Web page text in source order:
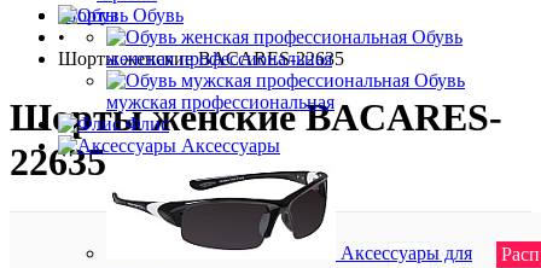
Обувь
Обувь
женская профессиональная
Обувь
мужская профессиональная
Флис
Аксессуары
Аксессуары для
Шорты
•
Шорты женские BACARES-22635
Шорты женские BACARES-
22635
12